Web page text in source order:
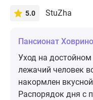
5.0 StuZha
Пансионат Ховрино
Уход на достойном
лежачий человек
накормлен
Распорядок дня с